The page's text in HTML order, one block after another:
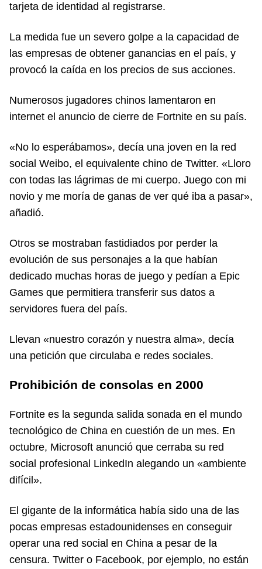
tarjeta de identidad al registrarse.
La medida fue un severo golpe a la capacidad de
las empresas de obtener ganancias en el país, y
provocó la caída en los precios de sus acciones.
Numerosos jugadores chinos lamentaron en
internet el anuncio de cierre de Fortnite en su país.
«No lo esperábamos», decía una joven en la red
social Weibo, el equivalente chino de Twitter. «Lloro
con todas las lágrimas de mi cuerpo. Juego con mi
novio y me moría de ganas de ver qué iba a pasar»,
añadió.
Otros se mostraban fastidiados por perder la
evolución de sus personajes a la que habían
dedicado muchas horas de juego y pedían a Epic
Games que permitiera transferir sus datos a
servidores fuera del país.
Llevan «nuestro corazón y nuestra alma», decía
una petición que circulaba e redes sociales.
Prohibición de consolas en 2000
Fortnite es la segunda salida sonada en el mundo
tecnológico de China en cuestión de un mes. En
octubre, Microsoft anunció que cerraba su red
social profesional LinkedIn alegando un «ambiente
difícil».
El gigante de la informática había sido una de las
pocas empresas estadounidenses en conseguir
operar una red social en China a pesar de la
censura. Twitter o Facebook, por ejemplo, no están